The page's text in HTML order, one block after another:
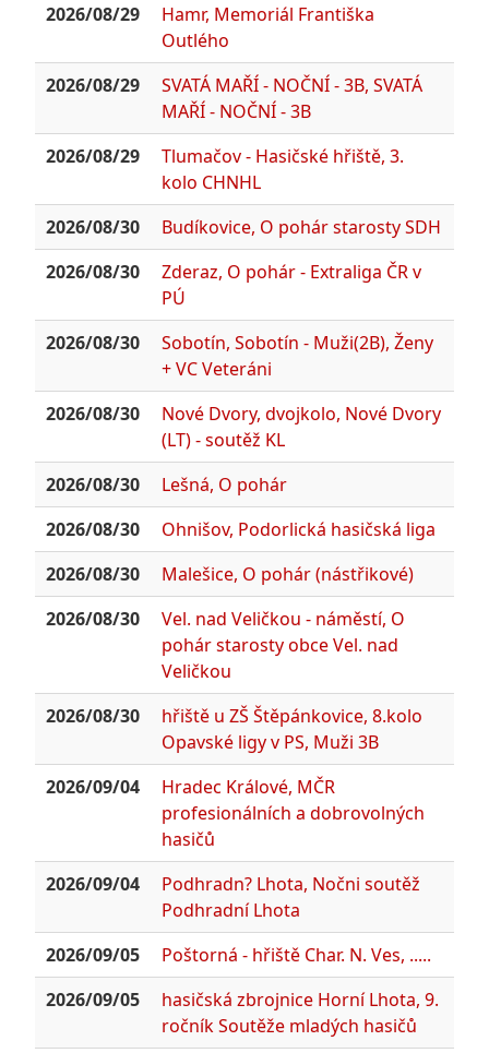
2026/08/29
Hamr, Memoriál Františka
Outlého
2026/08/29
SVATÁ MAŘÍ - NOČNÍ - 3B, SVATÁ
MAŘÍ - NOČNÍ - 3B
2026/08/29
Tlumačov - Hasičské hřiště, 3.
kolo CHNHL
2026/08/30
Budíkovice, O pohár starosty SDH
2026/08/30
Zderaz, O pohár - Extraliga ČR v
PÚ
2026/08/30
Sobotín, Sobotín - Muži(2B), Ženy
+ VC Veteráni
2026/08/30
Nové Dvory, dvojkolo, Nové Dvory
(LT) - soutěž KL
2026/08/30
Lešná, O pohár
2026/08/30
Ohnišov, Podorlická hasičská liga
2026/08/30
Malešice, O pohár (nástřikové)
2026/08/30
Vel. nad Veličkou - náměstí, O
pohár starosty obce Vel. nad
Veličkou
2026/08/30
hřiště u ZŠ Štěpánkovice, 8.kolo
Opavské ligy v PS, Muži 3B
2026/09/04
Hradec Králové, MČR
profesionálních a dobrovolných
hasičů
2026/09/04
Podhradn? Lhota, Nočni soutěž
Podhradní Lhota
2026/09/05
Poštorná - hřiště Char. N. Ves, .....
2026/09/05
hasičská zbrojnice Horní Lhota, 9.
ročník Soutěže mladých hasičů